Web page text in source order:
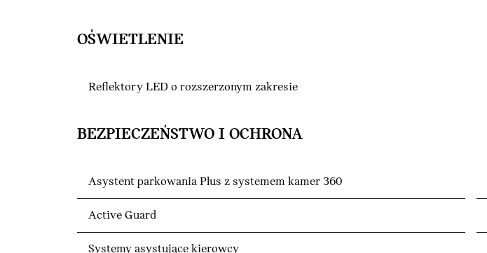
OŚWIETLENIE
Reflektory LED o rozszerzonym zakresie
BEZPIECZEŃSTWO I OCHRONA
Asystent parkowania Plus z systemem kamer 360
Active Guard
Systemy asystujące kierowcy